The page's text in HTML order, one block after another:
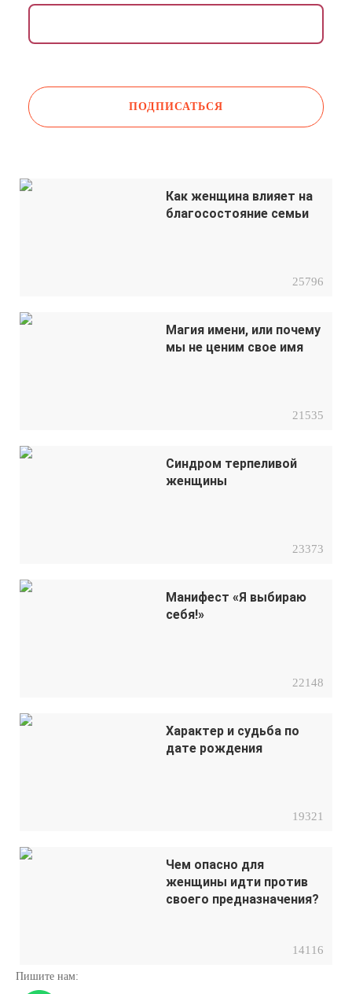
Пишите нам:
Как женщина влияет на
благосостояние семьи
25796
Магия имени, или почему
мы не ценим свое имя
21535
Синдром терпеливой
женщины
23373
Манифест «Я выбираю
себя!»
22148
Характер и судьба по
дате рождения
19321
Чем опасно для
женщины идти против
своего предназначения?
14116